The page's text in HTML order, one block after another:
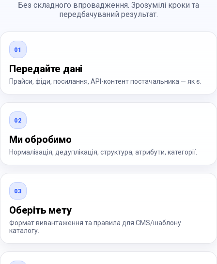
Без складного впровадження. Зрозумілі кроки та
передбачуваний результат.
01
Передайте дані
Прайси, фіди, посилання, API-контент постачальника — як є.
02
Ми обробимо
Нормалізація, дедуплікація, структура, атрибути, категорії.
03
Оберіть мету
Формат вивантаження та правила для CMS/шаблону
каталогу.